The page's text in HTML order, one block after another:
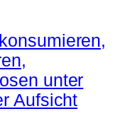
unter
Aufsicht